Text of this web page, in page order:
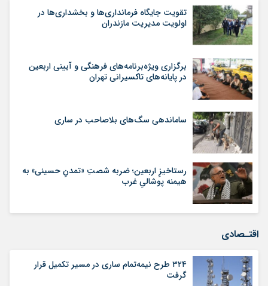
تقویت جایگاه فرمانداری‌ها و بخشداری‌ها در
اولویت مدیریت مازندران
برگزاری ویژه‌برنامه‌های فرهنگی و آیینی اربعین
در پایانه‌های تاکسیرانی تهران
ساماندهی سگ‌های بلاصاحب در ساری
رستاخیزِ اربعین؛ ضربه‌ شصتِ «تمدنِ حسینی» به
هیمنه‌ پوشالیِ غرب
اقتـصادی
۳۲۴ طرح نیمه‌تمام ساری در مسیر تکمیل قرار
گرفت